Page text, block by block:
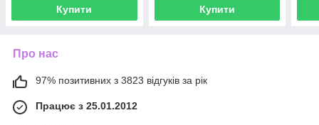
Купити Купити
Про нас
97% позитивних з 3823 відгуків за рік
Працює з 25.01.2012